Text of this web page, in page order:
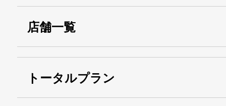
店舗一覧
トータルプラン